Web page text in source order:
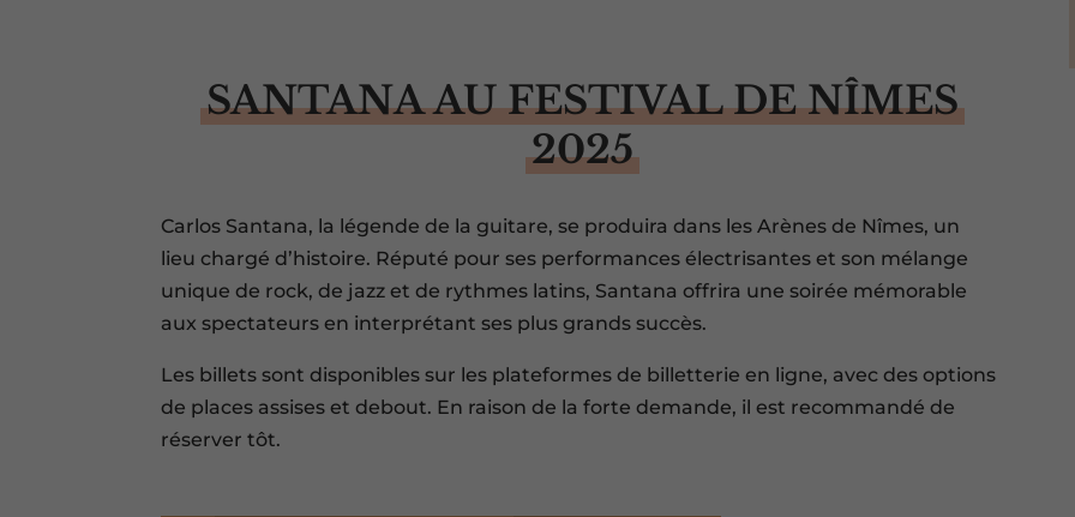
SANTANA AU FESTIVAL DE NÎMES
2025
Carlos Santana, la légende de la guitare, se produira dans les Arènes de Nîmes, un
lieu chargé d’histoire. Réputé pour ses performances électrisantes et son mélange
unique de rock, de jazz et de rythmes latins, Santana offrira une soirée mémorable
aux spectateurs en interprétant ses plus grands succès.
Les billets sont disponibles sur les plateformes de billetterie en ligne, avec des options
de places assises et debout. En raison de la forte demande, il est recommandé de
réserver tôt.